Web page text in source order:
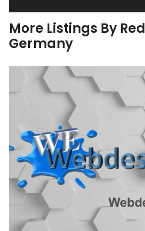
More Listings By
Germany